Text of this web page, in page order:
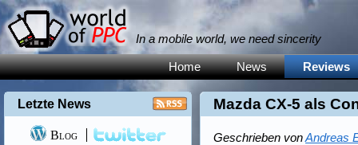
In a mobile world, we need sincerity
Home News Reviews
Mazda CX-5 als
Geschrieben vonAndreas
Letzte News
Blog